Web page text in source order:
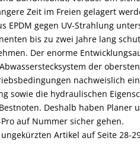
Zeit im Freien gelagert
EPDM gegen UV-Strahlung
bis zu zwei Jahre lang
Der enorme
der
nachweislich
sowie die hydraulischen
Deshalb haben Planer
auf Nummer sicher gehen.
ungekürzten Artikel auf Seite 28-